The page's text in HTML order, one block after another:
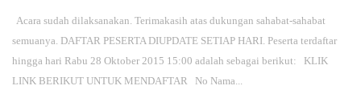
Acara sudah dilaksanakan. Terimakasih atas dukungan sahabat-sahabat
semuanya. DAFTAR PESERTA DIUPDATE SETIAP HARI. Peserta terdaftar
hingga hari Rabu 28 Oktober 2015 15:00 adalah sebagai berikut: KLIK
LINK BERIKUT UNTUK MENDAFTAR No Nama...